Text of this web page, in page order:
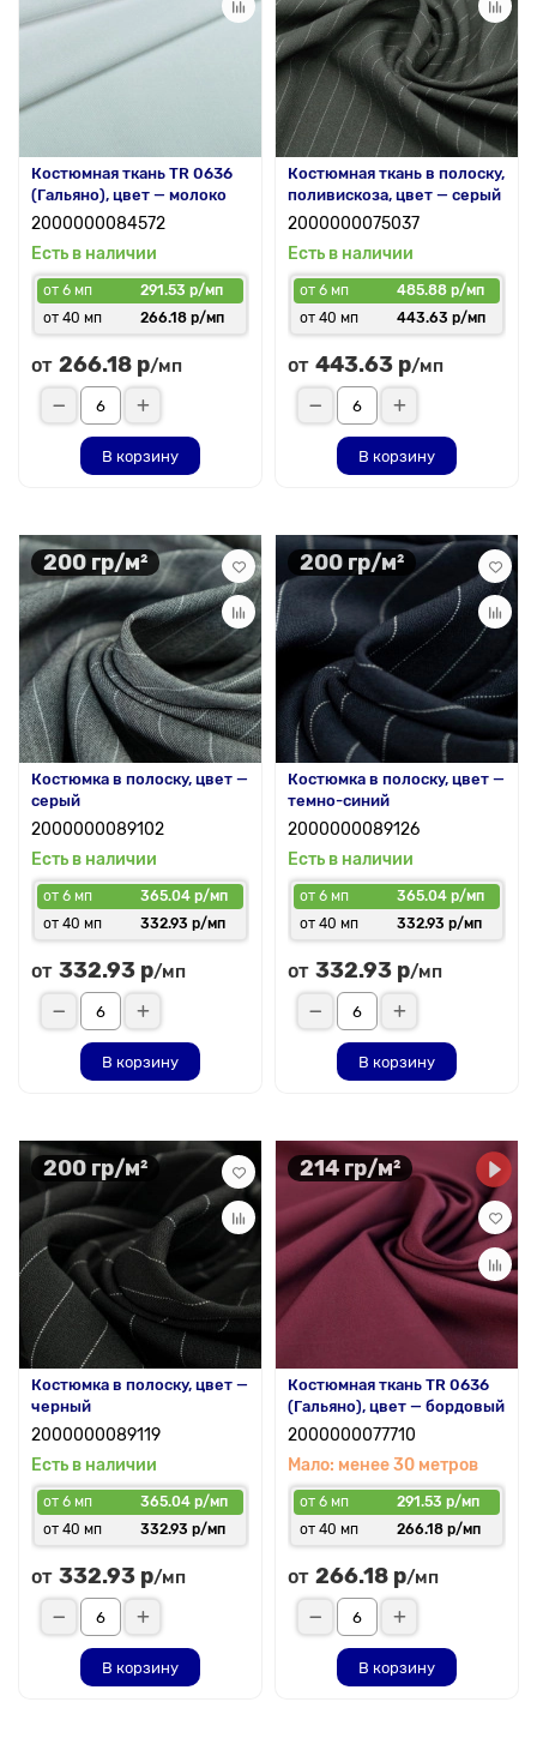
Костюмная ткань TR 0636
(Гальяно), цвет — молоко
2000000084572
Есть в наличии
от 6 мп
291.53 р/мп
от 40 мп
266.18 р/мп
от 266.18 р/мп
В корзину
Костюмная ткань в полоску,
поливискоза, цвет — серый
2000000075037
Есть в наличии
от 6 мп
485.88 р/мп
от 40 мп
443.63 р/мп
от 443.63 р/мп
В корзину
200 гр/м²
Костюмка в полоску, цвет —
серый
2000000089102
Есть в наличии
от 6 мп
365.04 р/мп
от 40 мп
332.93 р/мп
от 332.93 р/мп
В корзину
200 гр/м²
Костюмка в полоску, цвет —
темно-синий
2000000089126
Есть в наличии
от 6 мп
365.04 р/мп
от 40 мп
332.93 р/мп
от 332.93 р/мп
В корзину
200 гр/м²
Костюмка в полоску, цвет —
черный
2000000089119
Есть в наличии
от 6 мп
365.04 р/мп
от 40 мп
332.93 р/мп
от 332.93 р/мп
В корзину
214 гр/м²
Костюмная ткань TR 0636
(Гальяно), цвет — бордовый
2000000077710
Мало: менее 30 метров
от 6 мп
291.53 р/мп
от 40 мп
266.18 р/мп
от 266.18 р/мп
В корзину